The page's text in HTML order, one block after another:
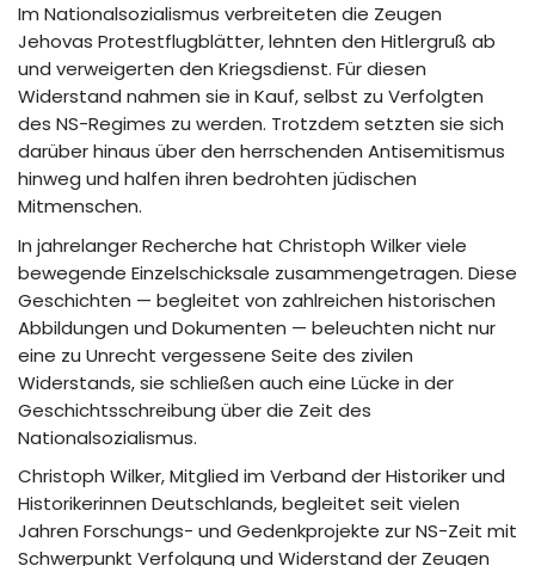
Im Nationalsozialismus verbreiteten die Zeugen
Jehovas Protestflugblätter, lehnten den Hitlergruß ab
und verweigerten den Kriegsdienst. Für diesen
Widerstand nahmen sie in Kauf, selbst zu Verfolgten
des NS-Regimes zu werden. Trotzdem setzten sie sich
darüber hinaus über den herrschenden Antisemitismus
hinweg und halfen ihren bedrohten jüdischen
Mitmenschen.
In jahrelanger Recherche hat Christoph Wilker viele
bewegende Einzelschicksale zusammengetragen. Diese
Geschichten — begleitet von zahlreichen historischen
Abbildungen und Dokumenten — beleuchten nicht nur
eine zu Unrecht vergessene Seite des zivilen
Widerstands, sie schließen auch eine Lücke in der
Geschichtsschreibung über die Zeit des
Nationalsozialismus.
Christoph Wilker, Mitglied im Verband der Historiker und
Historikerinnen Deutschlands, begleitet seit vielen
Jahren Forschungs- und Gedenkprojekte zur NS-Zeit mit
Schwerpunkt Verfolgung und Widerstand der Zeugen